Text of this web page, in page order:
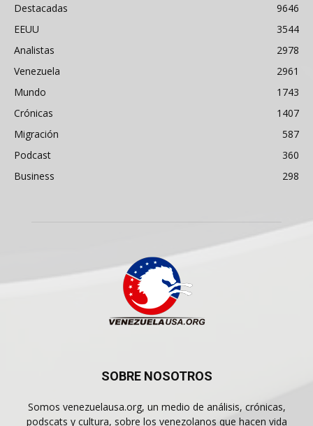
Destacadas
9646
EEUU
3544
Analistas
2978
Venezuela
2961
Mundo
1743
Crónicas
1407
Migración
587
Podcast
360
Business
298
SOBRE NOSOTROS
Somos venezuelausa.org, un medio de análisis, crónicas,
podscats y cultura, sobre los venezolanos que hacen vida